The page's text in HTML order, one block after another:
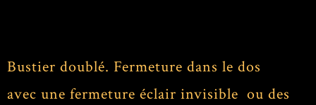
Bustier doublé. Fermeture dans le dos
avec une fermeture éclair invisible ou des